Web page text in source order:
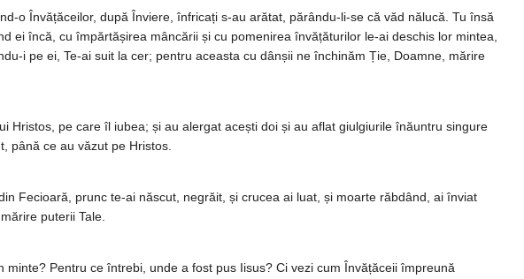
o Învățăceilor, după Înviere, înfricați s-au arătat, părându-li-se că văd nălucă. Tu însă
ei încă, cu împărtășirea mâncării și cu pomenirea învățăturilor le-ai deschis lor mintea,
i pe ei, Te-ai suit la cer; pentru aceasta cu dânșii ne închinăm Ție, Doamne, mărire
pe care îl iubea; și au alergat acești doi și au aflat giulgiurile înăuntru singure
până ce au văzut pe Hristos.
Fecioară, prunc te-ai născut, negrăit, și crucea ai luat, și moarte răbdând, ai înviat
puterii Tale.
Pentru ce întrebi, unde a fost pus Iisus? Ci vezi cum Învățăceii împreună